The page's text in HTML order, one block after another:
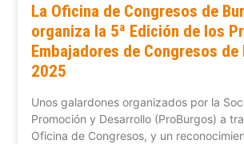
La Oficina de Congresos de
organiza la 5ª Edición de los
Embajadores de Congresos de
2025
Unos galardones organizados por la
Promoción y Desarrollo (ProBurgos) a
Oficina de Congresos, y un